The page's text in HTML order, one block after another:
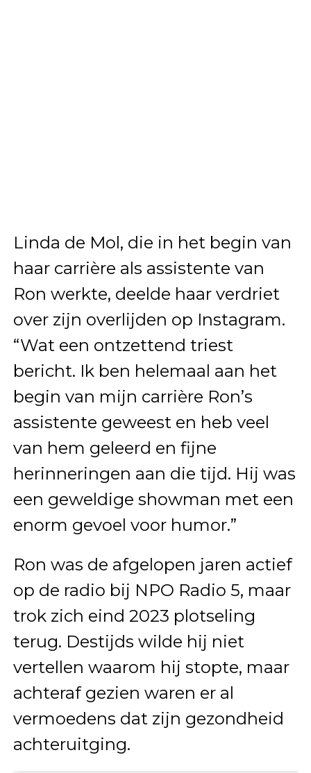
Linda de Mol, die in het begin van
haar carrière als assistente van
Ron werkte, deelde haar verdriet
over zijn overlijden op Instagram.
“Wat een ontzettend triest
bericht. Ik ben helemaal aan het
begin van mijn carrière Ron’s
assistente geweest en heb veel
van hem geleerd en fijne
herinneringen aan die tijd. Hij was
een geweldige showman met een
enorm gevoel voor humor.”
Ron was de afgelopen jaren actief
op de radio bij NPO Radio 5, maar
trok zich eind 2023 plotseling
terug. Destijds wilde hij niet
vertellen waarom hij stopte, maar
achteraf gezien waren er al
vermoedens dat zijn gezondheid
achteruitging.